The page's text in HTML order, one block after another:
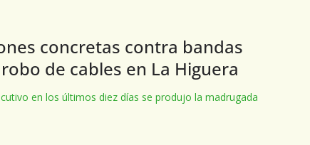
concretas contra bandas
de cables en La Higuera
en los últimos diez días se produjo la madrugada